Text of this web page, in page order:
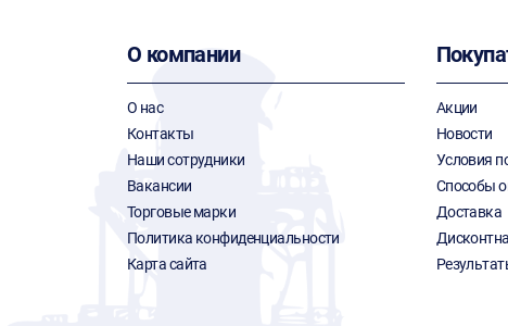
О компании
О нас
Контакты
Наши сотрудники
Вакансии
Торговые марки
Политика конфиденциальности
Карта сайта
Акции
Новости
Условия
Способы
Доставка